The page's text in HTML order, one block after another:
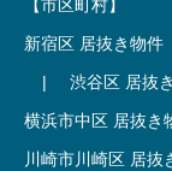
【市区町村】
新宿区 居抜き物件
|
渋谷区 居抜
横浜市中区 居抜き
川崎市川崎区 居抜